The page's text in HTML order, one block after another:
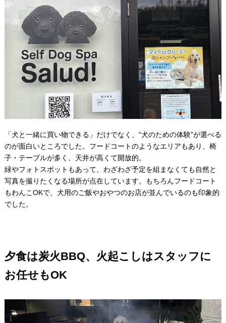
「犬と一緒に買い物できる」だけでなく、“犬のための体験”が選べる
のが面白いところでした。フードコートのようなエリアもあり、椅
子・テーブルが多く、天井が高くて開放的。
緑やフォトスポットもあって、わざわざ予定を組まなくても自然と
写真を撮りたくなる場所が点在しています。もちろんフードコート
もわんこOKで、犬用のご飯やおやつのお店が並んでいるのも印象的
でした。
夕食は炭火BBQ、火起こしはスタッフに
お任せもOK